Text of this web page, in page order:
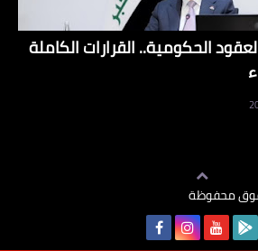
الحكومية.. القرارات الكاملة
محفوظة